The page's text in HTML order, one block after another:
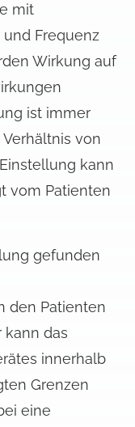
mit
Frequenz
Wirkung auf
ist immer
von
kann
vom Patienten
gefunden
den Patienten
kann das
innerhalb
Grenzen
eine